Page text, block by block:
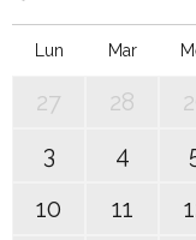
Lun Mar
27 28
3
4
10
11